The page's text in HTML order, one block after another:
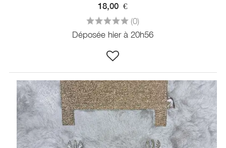
18,00 €
(0)
Déposée hier à 20h56